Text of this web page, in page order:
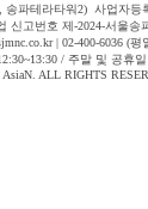
송파테라타워2) 사업자등
신고번호 제-2024-서울송
| 02-400-6036 (
/ 주말 및 공휴
AsiaN. ALL RIGHTS